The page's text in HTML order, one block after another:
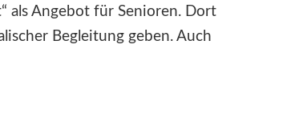
als Angebot für Senioren. Dort
Begleitung geben. Auch